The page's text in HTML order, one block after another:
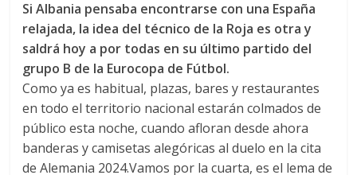
Si Albania pensaba encontrarse con una España
relajada, la idea del técnico de la Roja es otra y
saldrá hoy a por todas en su último partido del
grupo B de la Eurocopa de Fútbol.
Como ya es habitual, plazas, bares y restaurantes
en todo el territorio nacional estarán colmados de
público esta noche, cuando afloran desde ahora
banderas y camisetas alegóricas al duelo en la cita
de Alemania 2024.Vamos por la cuarta, es el lema de